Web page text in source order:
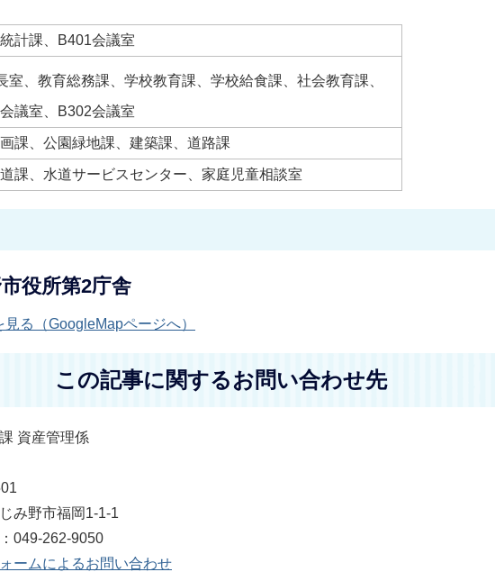
計課、B401会議室
室、教育総務課、学校教育課、学校給食課、社会教育課、
議室、B302会議室
課、公園緑地課、建築課、道路課
道課、水道サービスセンター、家庭児童相談室
役所第2庁舎
る（GoogleMapページへ）
この記事に関するお問い合わせ先
資産管理係
み野市福岡1-1-1
049-262-9050
ームによるお問い合わせ